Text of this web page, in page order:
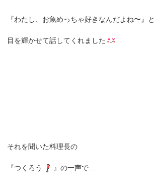
『わたし、お魚めっちゃ好きなんだよね〜』と
目を輝かせて話してくれました
それを聞いた料理長の
『つくろう 』の一声で…